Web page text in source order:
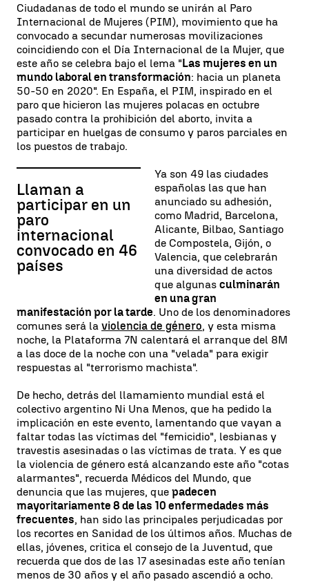
Ciudadanas de todo el mundo se unirán al Paro
Internacional de Mujeres (PIM), movimiento que ha
convocado a secundar numerosas movilizaciones
coincidiendo con el Día Internacional de la Mujer, que
este año se celebra bajo el lema "Las mujeres en un
mundo laboral en transformación: hacia un planeta
50-50 en 2020". En España, el PIM, inspirado en el
paro que hicieron las mujeres polacas en octubre
pasado contra la prohibición del aborto, invita a
participar en huelgas de consumo y paros parciales en
los puestos de trabajo.
Llaman a
participar en un
paro
internacional
convocado en 46
países
Ya son 49 las ciudades
españolas las que han
anunciado su adhesión,
como Madrid, Barcelona,
Alicante, Bilbao, Santiago
de Compostela, Gijón, o
Valencia, que celebrarán
una diversidad de actos
que algunas culminarán
en una gran
manifestación por la tarde. Uno de los denominadores
comunes será la violencia de género, y esta misma
noche, la Plataforma 7N calentará el arranque del 8M
a las doce de la noche con una "velada" para exigir
respuestas al "terrorismo machista".
De hecho, detrás del llamamiento mundial está el
colectivo argentino Ni Una Menos, que ha pedido la
implicación en este evento, lamentando que vayan a
faltar todas las víctimas del "femicidio", lesbianas y
travestis asesinadas o las víctimas de trata. Y es que
la violencia de género está alcanzando este año "cotas
alarmantes", recuerda Médicos del Mundo, que
denuncia que las mujeres, que padecen
mayoritariamente 8 de las 10 enfermedades más
frecuentes, han sido las principales perjudicadas por
los recortes en Sanidad de los últimos años. Muchas de
ellas, jóvenes, critica el consejo de la Juventud, que
recuerda que dos de las 17 asesinadas este año tenían
menos de 30 años y el año pasado ascendió a ocho.